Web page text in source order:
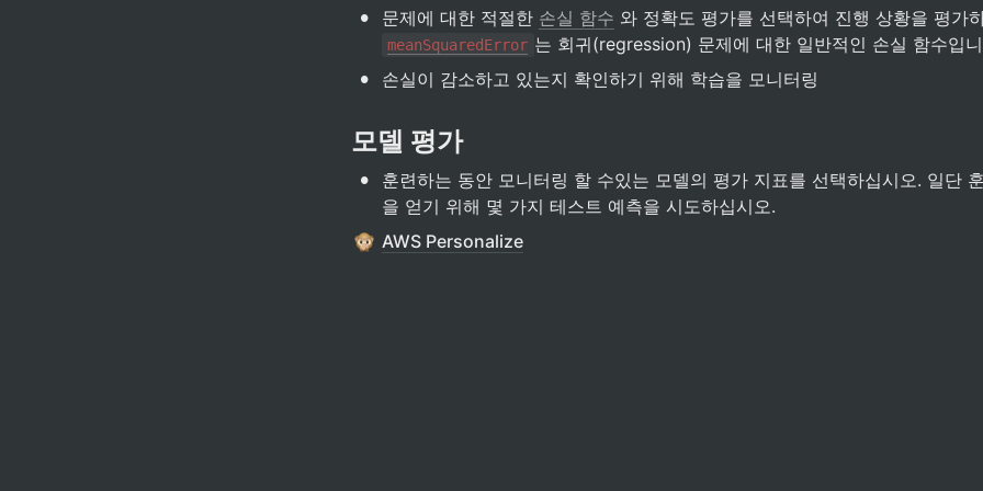
• 문제에 대한 적절한 손실 함수
meanSquaredError 는 회귀(regression) 문제에 대한 일반적인 손실 함수입
• 손실이 감소하고 있는지 확인하기 위해 학습을 모니터링
모델 평가
• 훈련하는 동안 모니터링 할 수있는 모델의 평가 지표를 선택하십시오. 일단
을 얻기 위해 몇 가지 테스트 예측을 시도하십시오.
AWS Personalize